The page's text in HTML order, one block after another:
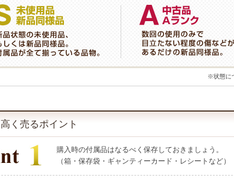
※状態に
高く売るポイント
購入時の付属品はなるべく保存しておきましょう。
（箱・保存袋・ギャンティーカード・レシートなど）